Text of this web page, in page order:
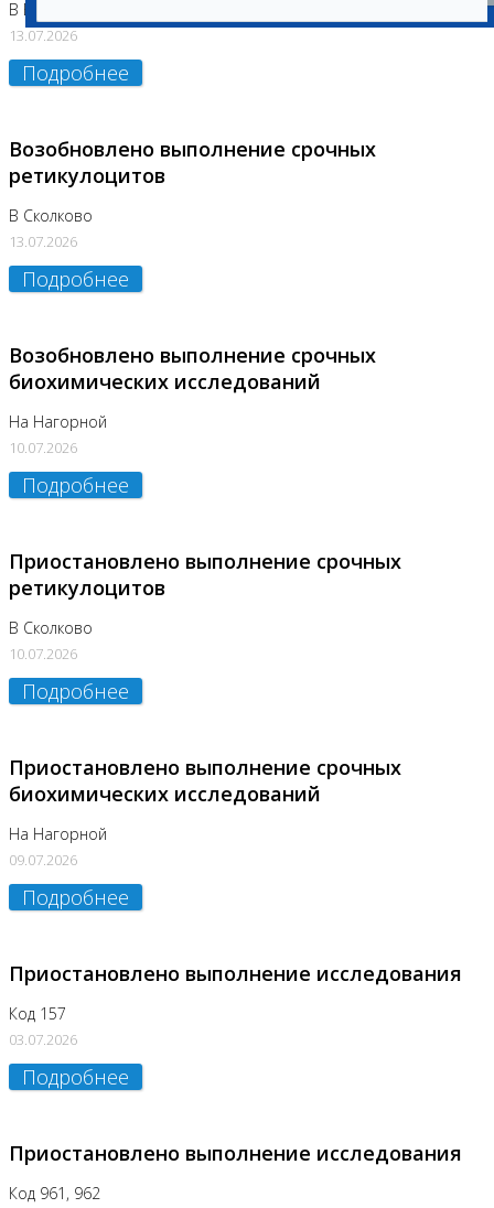
В Бутово
13.07.2026
Подробнее
Возобновлено выполнение срочных
ретикулоцитов
В Сколково
13.07.2026
Подробнее
Возобновлено выполнение срочных
биохимических исследований
На Нагорной
10.07.2026
Подробнее
Приостановлено выполнение срочных
ретикулоцитов
В Сколково
10.07.2026
Подробнее
Приостановлено выполнение срочных
биохимических исследований
На Нагорной
09.07.2026
Подробнее
Приостановлено выполнение исследования
Код 157
03.07.2026
Подробнее
Приостановлено выполнение исследования
Код 961, 962